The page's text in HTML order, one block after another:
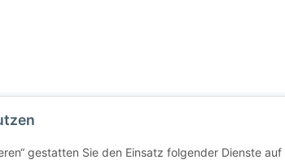
gestatten Sie den Einsatz folgender Dienste auf
Informationen